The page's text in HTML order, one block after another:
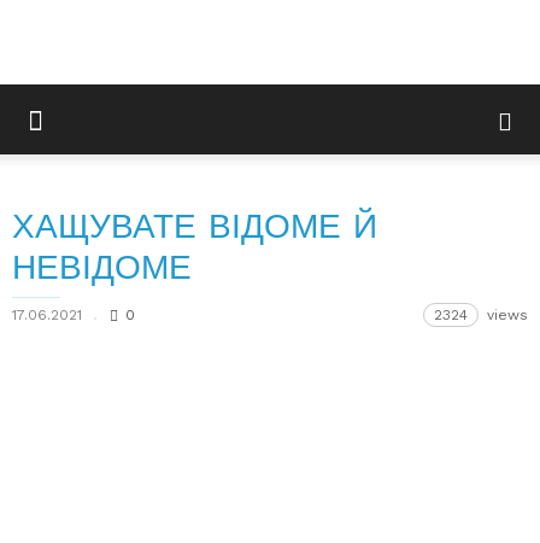
ХАЩУВАТЕ ВІДОМЕ Й
НЕВІДОМЕ
17.06.2021 0 2324 views